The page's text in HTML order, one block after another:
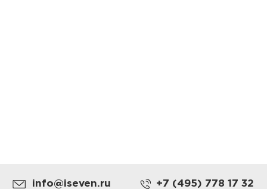
info@iseven.ru +7 (495) 778 17 32